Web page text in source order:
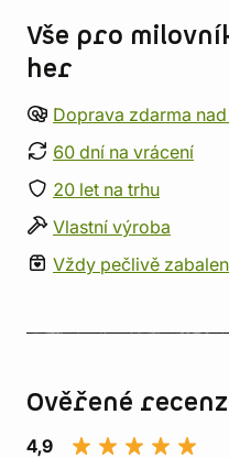
Vše pro
her
Doprava zdarma
60 dní na vrácení
20 let na trhu
Vlastní výroba
Vždy pečlivě
Ověřené
4,9